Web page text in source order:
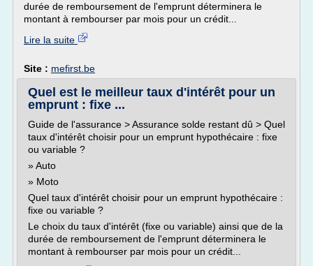
durée de remboursement de l'emprunt déterminera le
montant à rembourser par mois pour un crédit...
Lire la suite
Site : mefirst.be
Quel est le meilleur taux d'intérêt pour un
emprunt : fixe ...
Guide de l'assurance > Assurance solde restant dû > Quel
taux d'intérêt choisir pour un emprunt hypothécaire : fixe
ou variable ?
» Auto
» Moto
Quel taux d'intérêt choisir pour un emprunt hypothécaire :
fixe ou variable ?
Le choix du taux d'intérêt (fixe ou variable) ainsi que de la
durée de remboursement de l'emprunt déterminera le
montant à rembourser par mois pour un crédit...